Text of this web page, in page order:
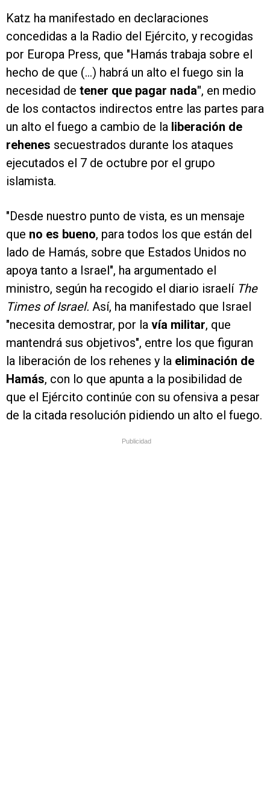
Katz ha manifestado en declaraciones
concedidas a la Radio del Ejército, y recogidas
por Europa Press, que "Hamás trabaja sobre el
hecho de que (...) habrá un alto el fuego sin la
necesidad de tener que pagar nada", en medio
de los contactos indirectos entre las partes para
un alto el fuego a cambio de la liberación de
rehenes secuestrados durante los ataques
ejecutados el 7 de octubre por el grupo
islamista.
"Desde nuestro punto de vista, es un mensaje
que no es bueno, para todos los que están del
lado de Hamás, sobre que Estados Unidos no
apoya tanto a Israel", ha argumentado el
ministro, según ha recogido el diario israelí The
Times of Israel. Así, ha manifestado que Israel
"necesita demostrar, por la vía militar, que
mantendrá sus objetivos", entre los que figuran
la liberación de los rehenes y la eliminación de
Hamás, con lo que apunta a la posibilidad de
que el Ejército continúe con su ofensiva a pesar
de la citada resolución pidiendo un alto el fuego.
Publicidad